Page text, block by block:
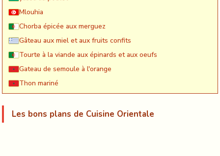
Mlouhia
Chorba épicée aux merguez
Gâteau aux miel et aux fruits confits
Tourte à la viande aux épinards et aux oeufs
Gateau de semoule à l'orange
Thon mariné
Les bons plans de Cuisine Orientale